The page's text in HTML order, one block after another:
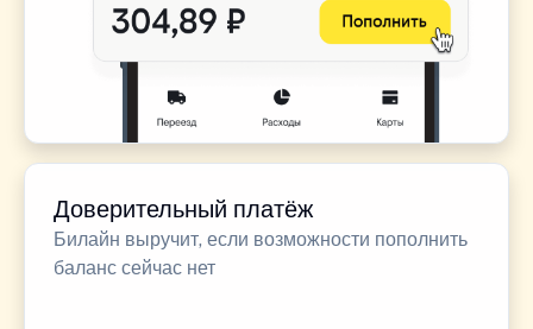
Доверительный платёж
Билайн выручит, если возможности пополнить
баланс сейчас нет